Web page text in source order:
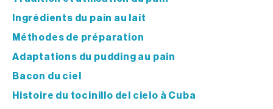
Ingrédients du pain au lait
Méthodes de préparation
Adaptations du pudding au pain
Bacon du ciel
Histoire du tocinillo del cielo à Cuba